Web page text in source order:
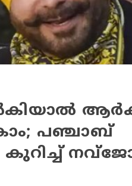
പഞ്ചാബ്
കുറിച്ച്